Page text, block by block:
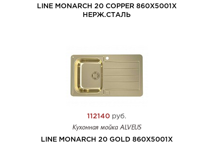
LINE MONARCH 20 COPPER 860X5001X
НЕРЖ.СТАЛЬ
112140 руб.
Кухонная мойка ALVEUS
LINE MONARCH 20 GOLD 860X5001X